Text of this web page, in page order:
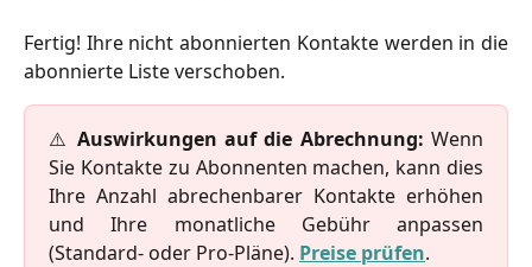
Fertig! Ihre nicht abonnierten Kontakte werden in die
abonnierte Liste verschoben.
⚠️ Auswirkungen auf die Abrechnung: Wenn
Sie Kontakte zu Abonnenten machen, kann dies
Ihre Anzahl abrechenbarer Kontakte erhöhen
und Ihre monatliche Gebühr anpassen
(Standard- oder Pro-Pläne). Preise prüfen.